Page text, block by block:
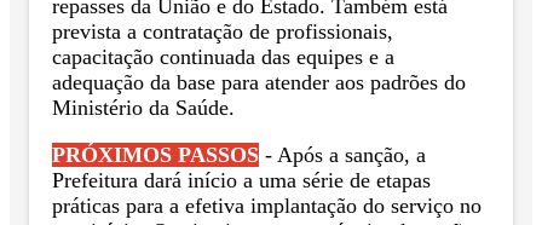
repasses da União e do Estado. Também está
prevista a contratação de profissionais,
capacitação continuada das equipes e a
adequação da base para atender aos padrões do
Ministério da Saúde.
PRÓXIMOS PASSOS - Após a sanção, a
Prefeitura dará início a uma série de etapas
práticas para a efetiva implantação do serviço no